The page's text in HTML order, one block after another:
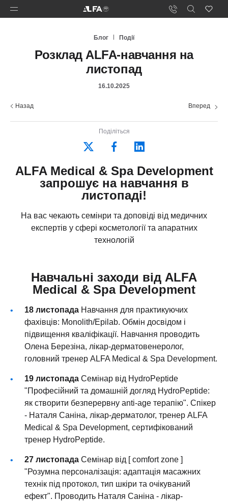
Блог Події
Розклад ALFA-навчання на
листопад
16.10.2025
Назад Вперед
Поділіться
ALFA Medical & Spa Development
запрошує на навчання в
листопаді!
На вас чекають семінри та доповіді від медичних
експертів у сфері косметології та апаратних
технологій
Навчальні заходи від ALFA
Medical & Spa Development
18 листопада Навчання для практикуючих
фахівців: Monolith/Epilab. Обмін досвідом і
підвищення кваліфікації. Навчання проводить
Олена Березіна, лікар-дерматовенеролог,
головний тренер ALFA Medical & Spa Development.
19 листопада Семінар від HydroPeptide
"Професійний та домашній догляд HydroPeptide:
як створити безперервну anti-age терапію". Спікер
- Наталя Саніна, лікар-дерматолог, тренер ALFA
Medical & Spa Development, сертифікований
тренер HydroPeptide.
27 листопада Семінар від [ comfort zone ]
"Розумна персоналізація: адаптація масажних
технік під протокол, тип шкіри та очікуваний
ефект". Проводить Наталя Саніна - лікар-